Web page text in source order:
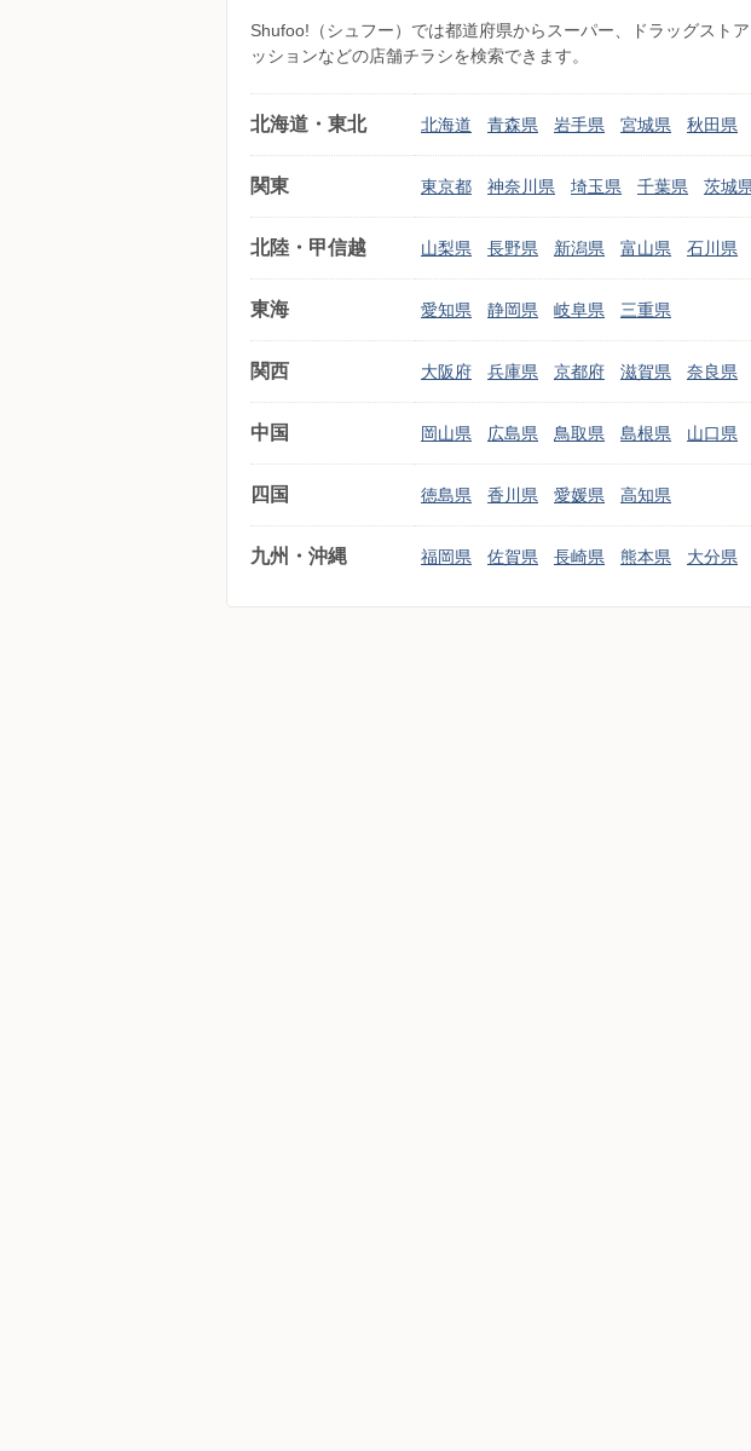
Shufoo!（シュフー）では都道府県からスーパー、ドラッグスト
ッションなどの店舗チラシを検索できます。
北海道・東北 北海道 青森県 岩手県 宮城県 秋田県
関東 東京都 神奈川県 埼玉県 千葉県 茨城
北陸・甲信越 山梨県 長野県 新潟県 富山県 石川県
東海 愛知県 静岡県 岐阜県 三重県
関西 大阪府 兵庫県 京都府 滋賀県 奈良県
中国 岡山県 広島県 鳥取県 島根県 山口県
四国 徳島県 香川県 愛媛県 高知県
九州・沖縄 福岡県 佐賀県 長崎県 熊本県 大分県